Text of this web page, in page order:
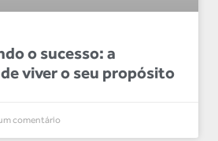
o sucesso: a
viver o seu propósito
comentário